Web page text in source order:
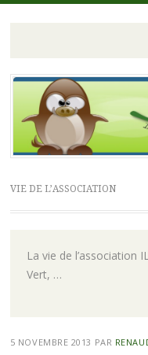
ILArd
Libre en
Aller
contenu
principal
VIE DE L’ASSOCIATION
La vie de l’association
Vert, …
5 NOVEMBRE 2013 PAR